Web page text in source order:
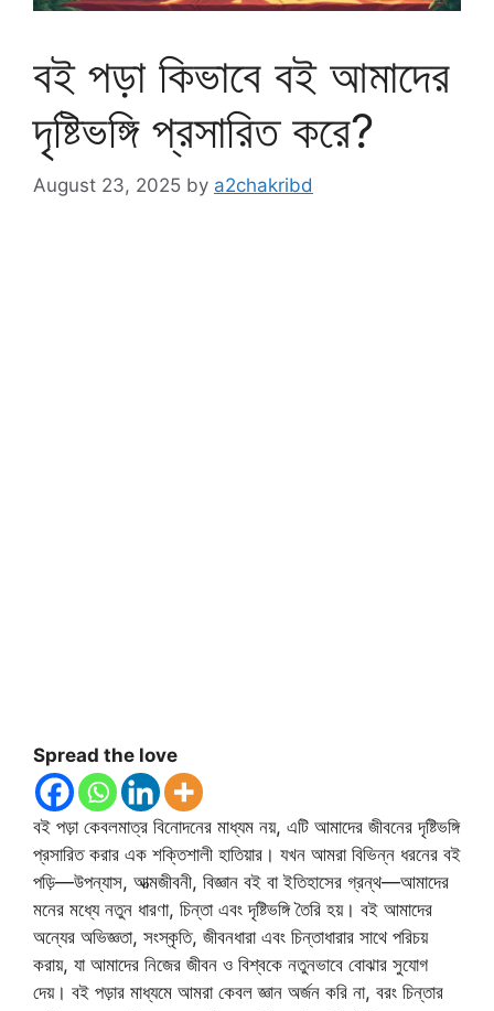
বই পড়া কিভাবে বই আমাদের
দৃষ্টিভঙ্গি প্রসারিত করে?
August 23, 2025 by a2chakribd
Spread the love
বই পড়া কেবলমাত্র বিনোদনের মাধ্যম নয়, এটি আমাদের জীবনের দৃষ্টিভঙ্গি
প্রসারিত করার এক শক্তিশালী হাতিয়ার। যখন আমরা বিভিন্ন ধরনের বই
পড়ি—উপন্যাস, আত্মজীবনী, বিজ্ঞান বই বা ইতিহাসের গ্রন্থ—আমাদের
মনের মধ্যে নতুন ধারণা, চিন্তা এবং দৃষ্টিভঙ্গি তৈরি হয়। বই আমাদের
অন্যের অভিজ্ঞতা, সংস্কৃতি, জীবনধারা এবং চিন্তাধারার সাথে পরিচয়
করায়, যা আমাদের নিজের জীবন ও বিশ্বকে নতুনভাবে বোঝার সুযোগ
দেয়। বই পড়ার মাধ্যমে আমরা কেবল জ্ঞান অর্জন করি না, বরং চিন্তার